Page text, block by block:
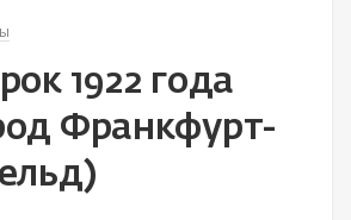
1922 года
Франкфурт-